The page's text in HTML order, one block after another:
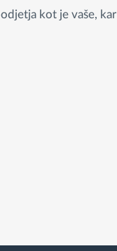
kot je vaše, kar